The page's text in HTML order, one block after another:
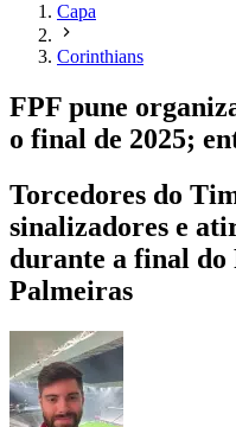
Capa
Corinthians
FPF pune
o final de 2025;
Torcedores do
sinalizadores e
durante a final do
Palmeiras